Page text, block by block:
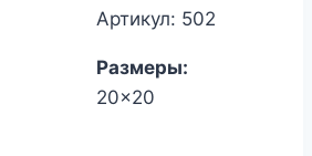
Артикул: 502
Размеры:
20x20